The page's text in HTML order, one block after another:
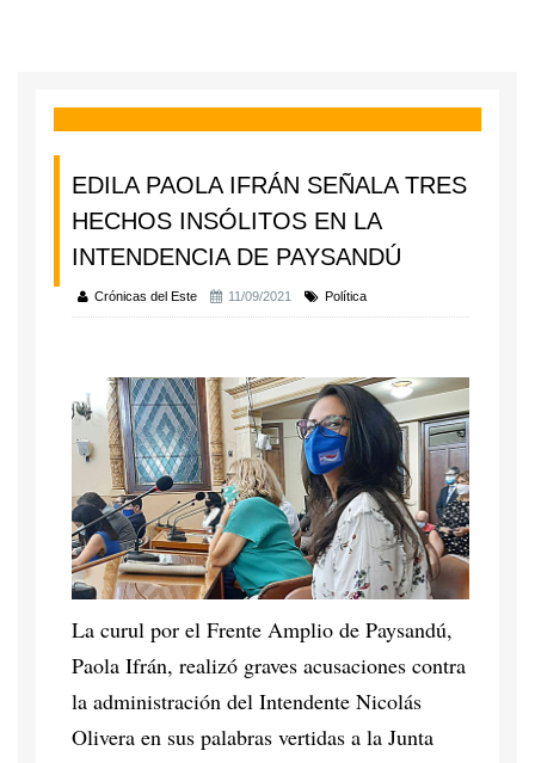
EDILA PAOLA IFRÁN SEÑALA TRES
HECHOS INSÓLITOS EN LA
INTENDENCIA DE PAYSANDÚ
Crónicas del Este 11/09/2021 Política
La curul por el Frente Amplio de Paysandú,
Paola Ifrán, realizó graves acusaciones contra
la administración del Intendente Nicolás
Olivera en sus palabras vertidas a la Junta